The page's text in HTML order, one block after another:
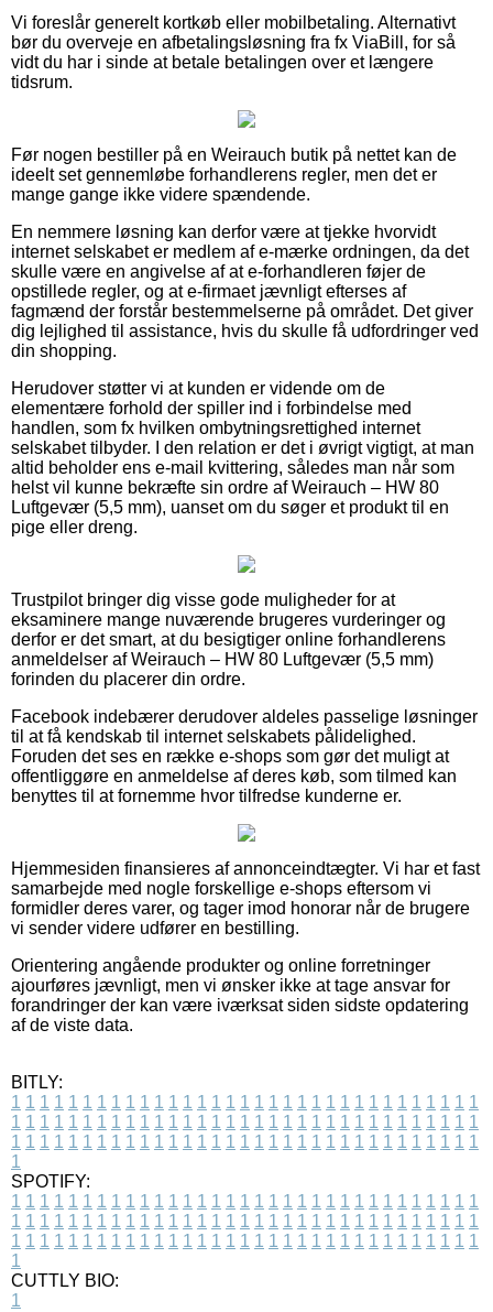
Vi foreslår generelt kortkøb eller mobilbetaling. Alternativt
bør du overveje en afbetalingsløsning fra fx ViaBill, for så
vidt du har i sinde at betale betalingen over et længere
tidsrum.
Før nogen bestiller på en Weirauch butik på nettet kan de
ideelt set gennemløbe forhandlerens regler, men det er
mange gange ikke videre spændende.
En nemmere løsning kan derfor være at tjekke hvorvidt
internet selskabet er medlem af e-mærke ordningen, da det
skulle være en angivelse af at e-forhandleren føjer de
opstillede regler, og at e-firmaet jævnligt efterses af
fagmænd der forstår bestemmelserne på området. Det giver
dig lejlighed til assistance, hvis du skulle få udfordringer ved
din shopping.
Herudover støtter vi at kunden er vidende om de
elementære forhold der spiller ind i forbindelse med
handlen, som fx hvilken ombytningsrettighed internet
selskabet tilbyder. I den relation er det i øvrigt vigtigt, at man
altid beholder ens e-mail kvittering, således man når som
helst vil kunne bekræfte sin ordre af Weirauch – HW 80
Luftgevær (5,5 mm), uanset om du søger et produkt til en
pige eller dreng.
Trustpilot bringer dig visse gode muligheder for at
eksaminere mange nuværende brugeres vurderinger og
derfor er det smart, at du besigtiger online forhandlerens
anmeldelser af Weirauch – HW 80 Luftgevær (5,5 mm)
forinden du placerer din ordre.
Facebook indebærer derudover aldeles passelige løsninger
til at få kendskab til internet selskabets pålidelighed.
Foruden det ses en række e-shops som gør det muligt at
offentliggøre en anmeldelse af deres køb, som tilmed kan
benyttes til at fornemme hvor tilfredse kunderne er.
Hjemmesiden finansieres af annonceindtægter. Vi har et fast
samarbejde med nogle forskellige e-shops eftersom vi
formidler deres varer, og tager imod honorar når de brugere
vi sender videre udfører en bestilling.
Orientering angående produkter og online forretninger
ajourføres jævnligt, men vi ønsker ikke at tage ansvar for
forandringer der kan være iværksat siden sidste opdatering
af de viste data.
BITLY:
1 1 1 1 1 1 1 1 1 1 1 1 1 1 1 1 1 1 1 1 1 1 1 1 1 1 1 1 1 1 1 1 1
1 1 1 1 1 1 1 1 1 1 1 1 1 1 1 1 1 1 1 1 1 1 1 1 1 1 1 1 1 1 1 1 1
1 1 1 1 1 1 1 1 1 1 1 1 1 1 1 1 1 1 1 1 1 1 1 1 1 1 1 1 1 1 1 1 1
1
SPOTIFY:
1 1 1 1 1 1 1 1 1 1 1 1 1 1 1 1 1 1 1 1 1 1 1 1 1 1 1 1 1 1 1 1 1
1 1 1 1 1 1 1 1 1 1 1 1 1 1 1 1 1 1 1 1 1 1 1 1 1 1 1 1 1 1 1 1 1
1 1 1 1 1 1 1 1 1 1 1 1 1 1 1 1 1 1 1 1 1 1 1 1 1 1 1 1 1 1 1 1 1
1
CUTTLY BIO:
1